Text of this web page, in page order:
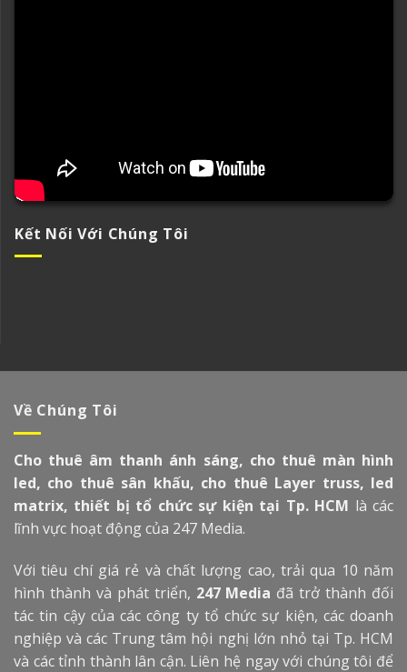
Kết Nối Với Chúng Tôi
Về Chúng Tôi
Cho thuê âm thanh ánh sáng, cho thuê màn hình
led, cho thuê sân khấu, cho thuê Layer truss, led
matrix, thiết bị tổ chức sự kiện tại Tp. HCM là các
lĩnh vực hoạt động của 247 Media.
Với tiêu chí giá rẻ và chất lượng cao, trải qua 10 năm
hình thành và phát triển, 247 Media đã trở thành đối
tác tin cậy của các công ty tổ chức sự kiện, các doanh
nghiệp và các Trung tâm hội nghị lớn nhỏ tại Tp. HCM
và các tỉnh thành lân cận. Liên hệ ngay với chúng tôi để